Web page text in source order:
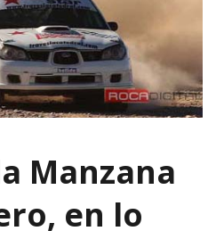
Manzana
en lo